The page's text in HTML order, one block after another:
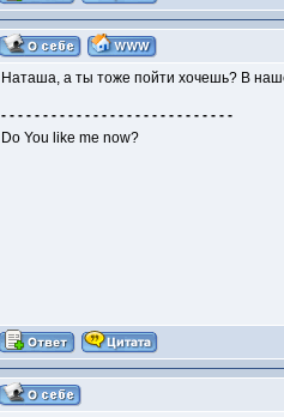
Наташа, а ты тоже пойти хочешь? В
- - - - - - - - - - - - - - - - - - - - - - - - - - - -
Do You like me now?